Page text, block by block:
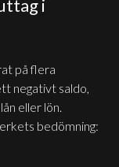
i
på flera
negativt saldo,
eller lön.
bedömning: